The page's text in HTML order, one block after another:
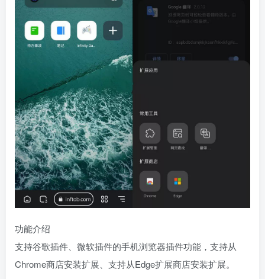
功能介绍
支持谷歌插件、微软插件的手机浏览器插件功能，支持从
Chrome商店安装扩展、支持从Edge扩展商店安装扩展。